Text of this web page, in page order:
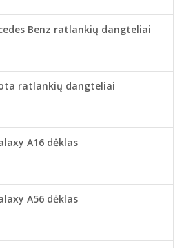
Benz ratlankių dangteliai
ratlankių dangteliai
A16 dėklas
A56 dėklas